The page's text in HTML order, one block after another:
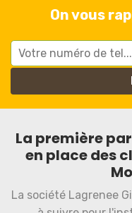
On vous
La première
en place des
La société Lagrenee